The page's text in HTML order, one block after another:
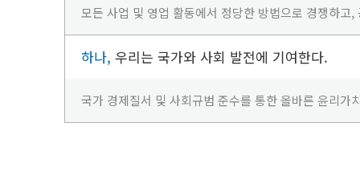
모든 사업 및 영업 활동에서 정당한 방법으로 경쟁하
하나, 우리는 국가와 사회 발전에 기여한다.
국가 경제질서 및 사회규범 준수를 통한 올바른 윤리